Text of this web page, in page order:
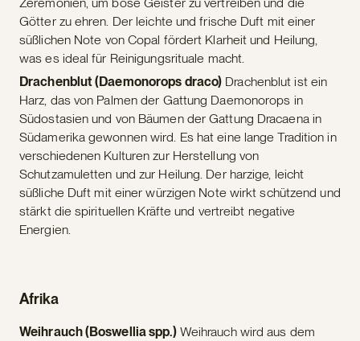
Götter zu ehren. Der leichte und frische Duft mit einer
süßlichen Note von Copal fördert Klarheit und Heilung,
was es ideal für Reinigungsrituale macht.
Drachenblut (Daemonorops draco) Drachenblut ist ein
Harz, das von Palmen der Gattung Daemonorops in
Südostasien und von Bäumen der Gattung Dracaena in
Südamerika gewonnen wird. Es hat eine lange Tradition in
verschiedenen Kulturen zur Herstellung von
Schutzamuletten und zur Heilung. Der harzige, leicht
süßliche Duft mit einer würzigen Note wirkt schützend und
stärkt die spirituellen Kräfte und vertreibt negative
Energien.
Afrika
Weihrauch (Boswellia spp.)Weihrauch wird aus dem